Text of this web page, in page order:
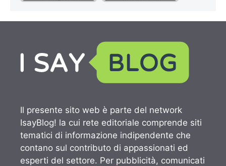
Il presente sito web è parte del network
IsayBlog! la cui rete editoriale comprende siti
tematici di informazione indipendente che
contano sul contributo di appassionati ed
esperti del settore. Per pubblicità, comunicati